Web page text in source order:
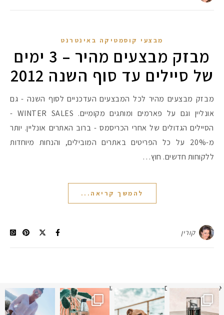
אומרים שאם
מבצעי קוסמטיקה באינטרנט
מבזק מבצעים מהיר – 3 ימים
של סיילים עד סוף השנה 2012
מבזק מבצעים מהיר לכל המבצעים העדכניים לסוף השנה - גם
אונליין וגם על פארמים ומותגים מקומיים. WINTER SALES -
הסיילים הגדולים של אחרי הכריסמס - ברוב האתרים אונליין. יותר
מ-20% על כל הפריטים באתרים המובילים, והנחות מיוחדות
ללקוחות חדשים. חוץ…
להמשך קריאה...
קורין
תמונה כבר חודשיים
איזו אהבתם יותר? הראשונה או